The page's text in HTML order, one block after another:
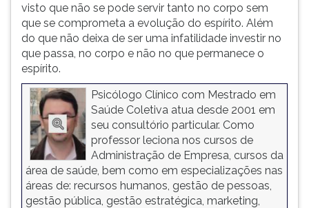
visto que não se pode servir tanto no corpo sem
que se comprometa a evolução do espírito. Além
do que não deixa de ser uma infatilidade investir no
que passa, no corpo e não no que permanece o
espírito.
Psicólogo Clínico com Mestrado em
Saúde Coletiva atua desde 2001 em
seu consultório particular. Como
professor leciona nos cursos de
Administração de Empresa, cursos da
área de saúde, bem como em especializações nas
áreas de: recursos humanos, gestão de pessoas,
gestão pública, gestão estratégica, marketing,